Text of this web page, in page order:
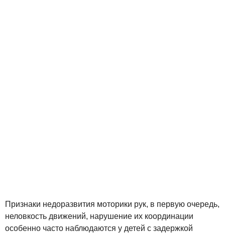
Признаки недоразвития моторики рук, в первую очередь,
неловкость движений, нарушение их координации
особенно часто наблюдаются у детей с задержкой